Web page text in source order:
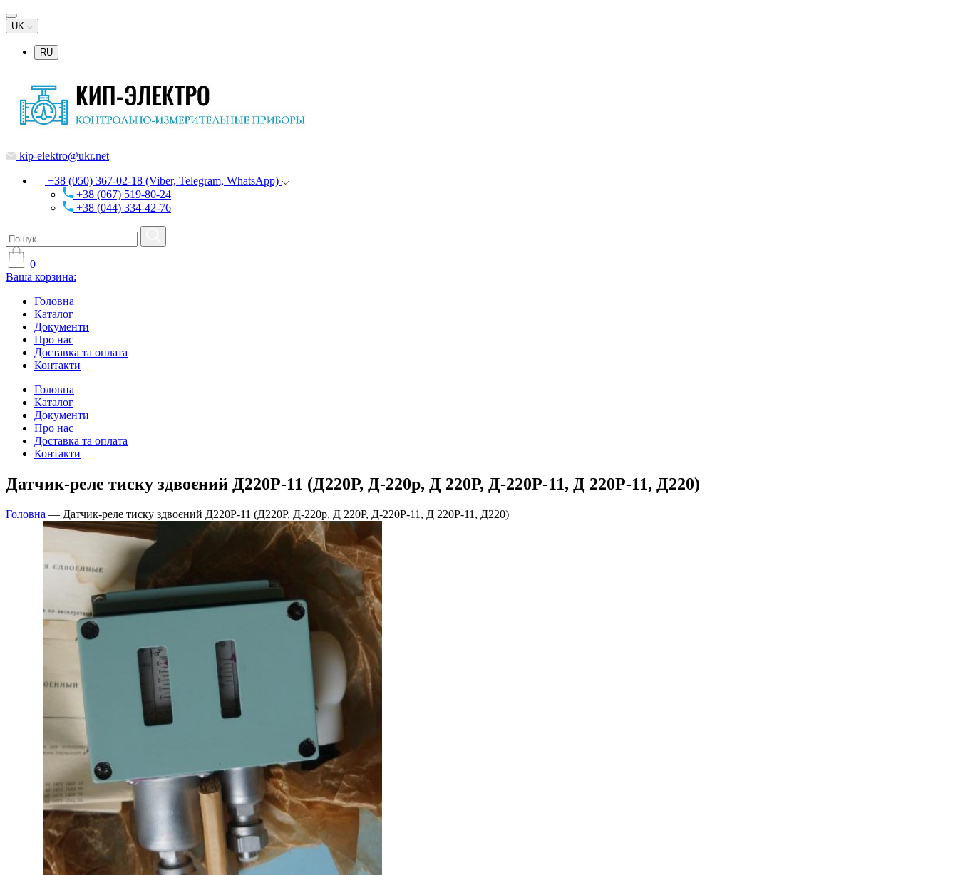
UK
RU
kip-elektro@ukr.net
+38 (050) 367-02-18 (Viber, Telegram, WhatsApp)
+38 (067) 519-80-24
+38 (044) 334-42-76
0
Ваша корзина:
Головна
Каталог
Документи
Про нас
Доставка та оплата
Контакти
Головна
Каталог
Документи
Про нас
Доставка та оплата
Контакти
Датчик-реле тиску здвоєний Д220Р-11 (Д220Р, Д-220р, Д 220Р, Д-220Р-11, Д 220Р-11, Д220)
Головна — Датчик-реле тиску здвоєний Д220Р-11 (Д220Р, Д-220р, Д 220Р, Д-220Р-11, Д 220Р-11, Д220)